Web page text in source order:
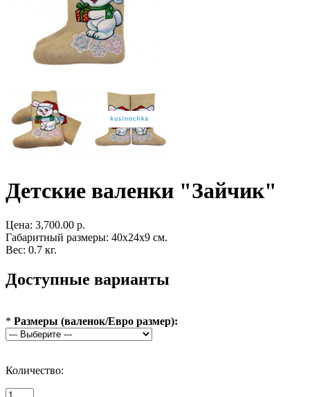
Детские валенки "Зайчик"
Цена: 3,700.00 р.
Габаритный размеры: 40x24x9 см.
Вес: 0.7 кг.
Доступные варианты
* Размеры (валенок/Евро размер):
Количество: